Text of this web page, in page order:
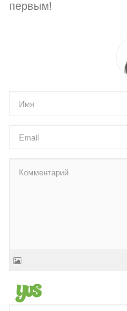
первым!